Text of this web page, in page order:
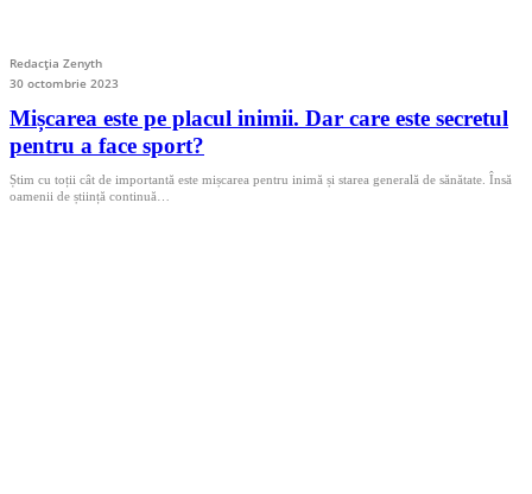
Redacția Zenyth
30 octombrie 2023
Mișcarea este pe placul inimii. Dar care este secretul
pentru a face sport?
Știm cu toții cât de importantă este mișcarea pentru inimă și starea generală de sănătate. Însă
oamenii de știință continuă…